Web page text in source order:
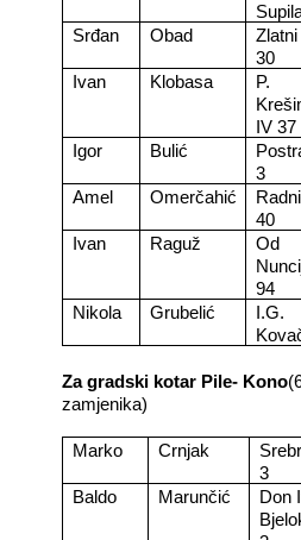
Srđan Obad
30
Ivan Klobasa
P.
IV 37
Igor Bulić
3
Amel Omerčahić
40
Ivan Raguž
Od
94
Nikola Grubelić
I.G.
Za gradski kotar Pile- Kono
zamjenika)
Marko Crnjak
3
Baldo Marunčić
Don